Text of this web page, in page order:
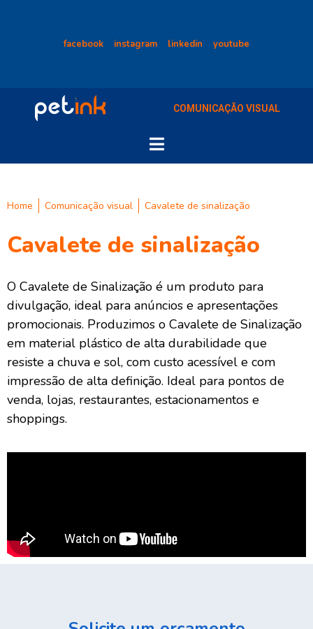
facebook instagram linkedin youtube
COMUNICAÇÃO VISUAL
Home Comunicação visual Cavalete de sinalização
Cavalete de sinalização
O Cavalete de Sinalização é um produto para
divulgação, ideal para anúncios e apresentações
promocionais. Produzimos o Cavalete de Sinalização
em material plástico de alta durabilidade que
resiste a chuva e sol, com custo acessível e com
impressão de alta definição. Ideal para pontos de
venda, lojas, restaurantes, estacionamentos e
shoppings.